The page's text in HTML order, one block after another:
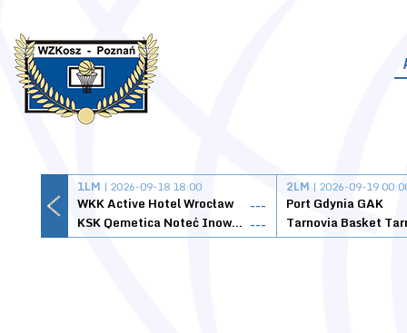
1LM | 2026-09-18 18:00
WKK Active Hotel Wrocław
---
KSK Qemetica Noteć Inowrocław ---
2LM | 2026-09-19
Port Gdynia GAK